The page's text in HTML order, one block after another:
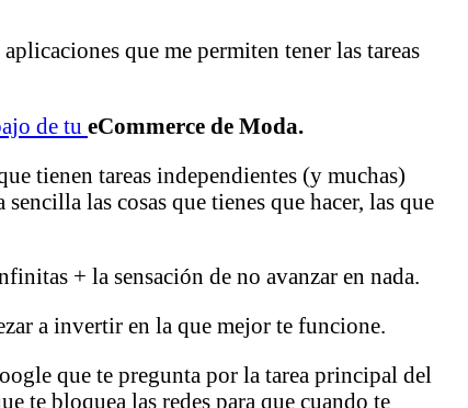
que me permiten tener las tareas
de tu eCommerce de Moda.
tienen tareas independientes (y muchas)
las cosas que tienes que hacer, las que
+ la sensación de no avanzar en nada.
a invertir en la que mejor te funcione.
que te pregunta por la tarea principal del
te bloquea las redes para que cuando te